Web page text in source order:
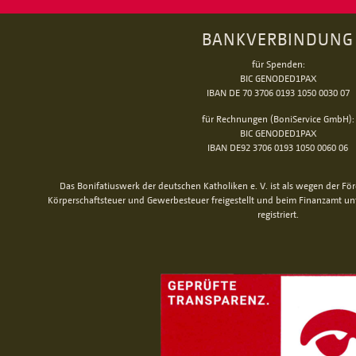
BANKVERBINDUNG
für Spenden:
BIC GENODED1PAX
IBAN DE 70 3706 0193 1050 0030 07
für Rechnungen (BoniService GmbH):
BIC GENODED1PAX
IBAN DE92 3706 0193 1050 0060 06
Das Bonifatiuswerk der deutschen Katholiken e. V. ist als wegen der
Körperschaftsteuer und Gewerbesteuer freigestellt und beim Finanzamt
registriert.